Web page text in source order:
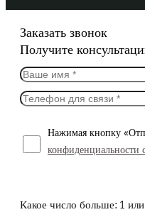
Заказать звонок
Получите
Нажимая кнопку
конфиденциальности
Какое число больше: 1